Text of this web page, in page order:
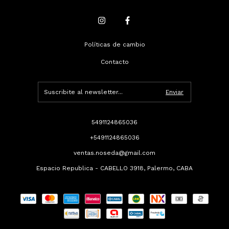
Políticas de cambio
Contacto
5491124865036
+5491124865036
ventas.noseda@gmail.com
Espacio Republica - CABELLO 3918, Palermo, CABA